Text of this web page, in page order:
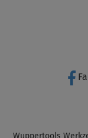
Wuppertools